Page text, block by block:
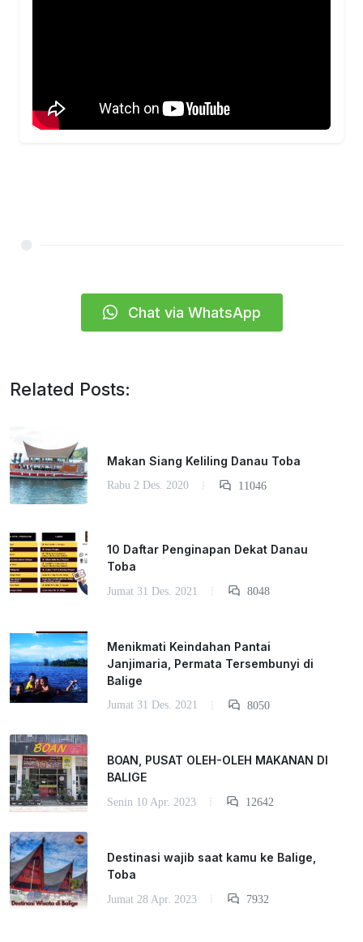
Chat via WhatsApp
Related Posts:
Makan Siang Keliling Danau Toba
Rabu 2 Des. 2020 11046
10 Daftar Penginapan Dekat Danau
Toba
Jumat 31 Des. 2021 8048
Menikmati Keindahan Pantai
Janjimaria, Permata Tersembunyi di
Balige
Jumat 31 Des. 2021 8050
BOAN, PUSAT OLEH-OLEH MAKANAN DI
BALIGE
Senin 10 Apr. 2023 12642
Destinasi wajib saat kamu ke Balige,
Toba
Jumat 28 Apr. 2023 7932